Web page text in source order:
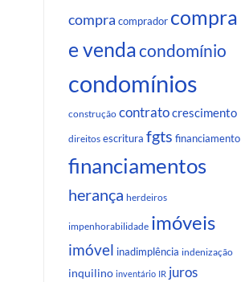
compra comprador compra
e vendacondomínio
condomínios
construção contratocrescimento
direitos escritura fgts financiamento
financiamentos
herança herdeiros
impenhorabilidade imóveis
imóvel inadimplência indenização
inquilino inventário IR juros